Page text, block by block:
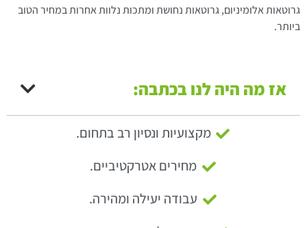
גרוטאות אלומיניום, גרוטאות נחושת ומתכות נלוות אחרות במחיר הטוב
ביותר.
אז מה היה לנו בכתבה:
מקצועיות ונסיון רב בתחום.
מחירים אטרקטיביים.
עבודה יעילה ומהירה.